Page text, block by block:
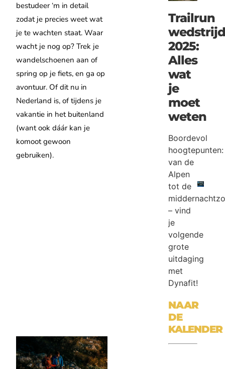
bestudeer ‘m in detail
zodat je precies weet wat
je te wachten staat. Waar
wacht je nog op? Trek je
wandelschoenen aan of
spring op je fiets, en ga op
avontuur. Of dit nu in
Nederland is, of tijdens je
vakantie in het buitenland
(want ook dáár kan je
komoot gewoon
gebruiken).
Trailrun
2025:
Alles
wat
je
moet
weten
Boordevol
hoogtepunten:
van de
Alpen
tot de
– vind
je
volgende
grote
uitdaging
met
Dynafit!
NAAR
DE
KALENDER